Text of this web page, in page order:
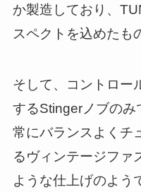
か製造しており、
スペクトを込めたも
そして、コントロー
するStingerノブの
常にバランスよくチ
るヴィンテージファ
ような仕上げのよう